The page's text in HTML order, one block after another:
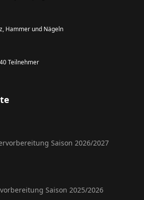
Hammer und Nägeln
Teilnehmer
Saison 2026/2027
Saison 2025/2026